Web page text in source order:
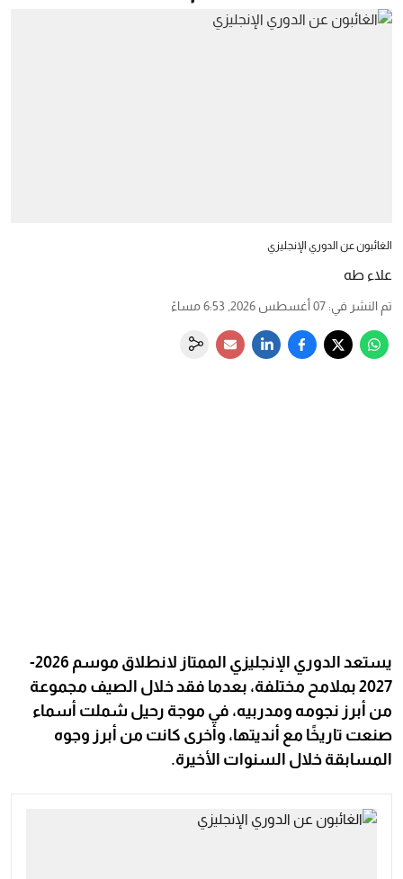
الغائبون عن الدوري الإنجليزي
علاء طه
تم النشر في: 07 أغسطس 2026, 6:53 مساءً
يستعد الدوري الإنجليزي الممتاز لانطلاق موسم 2026-
2027 بملامح مختلفة، بعدما فقد خلال الصيف مجموعة
من أبرز نجومه ومدربيه، في موجة رحيل شملت أسماء
صنعت تاريخًا مع أنديتها، وأخرى كانت من أبرز وجوه
المسابقة خلال السنوات الأخيرة.